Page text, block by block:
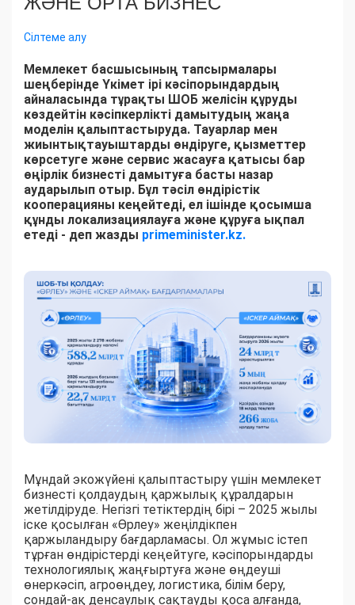
Сілтеме алу
Мемлекет басшысының тапсырмалары
шеңберінде Үкімет ірі кәсіпорындардың
айналасында тұрақты ШОБ желісін құруды
көздейтін кәсіпкерлікті дамытудың жаңа
моделін қалыптастыруда. Тауарлар мен
жиынтықтауыштарды өндіруге, қызметтер
көрсетуге және сервис жасауға қатысы бар
өңірлік бизнесті дамытуға басты назар
аударылып отыр. Бұл тәсіл өндірістік
кооперацияны кеңейтеді, ел ішінде қосымша
құнды локализациялауға және құруға ықпал
етеді - деп жазды primeminister.kz.
Мұндай экожүйені қалыптастыру үшін мемлекет
бизнесті қолдаудың қаржылық құралдарын
жетілдіруде. Негізгі тетіктердің бірі – 2025 жылы
іске қосылған «Өрлеу» жеңілдікпен
қаржыландыру бағдарламасы. Ол жұмыс істеп
тұрған өндірістерді кеңейтуге, кәсіпорындарды
технологиялық жаңғыртуға және өңдеуші
өнеркәсіп, агроөңдеу, логистика, білім беру,
сондай-ақ денсаулық сақтауды қоса алғанда,